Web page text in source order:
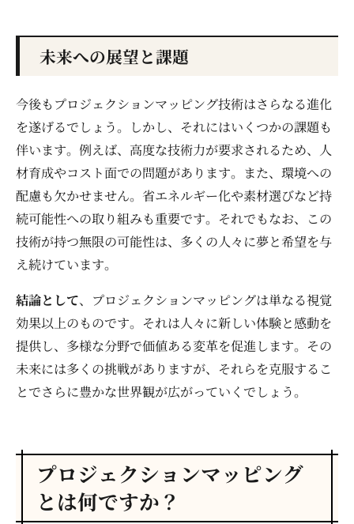
未来への展望と課題
今後もプロジェクションマッピング技術はさらなる進化
を遂げるでしょう。しかし、それにはいくつかの課題も
伴います。例えば、高度な技術力が要求されるため、人
材育成やコスト面での問題があります。また、環境への
配慮も欠かせません。省エネルギー化や素材選びなど持
続可能性への取り組みも重要です。それでもなお、この
技術が持つ無限の可能性は、多くの人々に夢と希望を与
え続けています。
結論として、プロジェクションマッピングは単なる視覚
効果以上のものです。それは人々に新しい体験と感動を
提供し、多様な分野で価値ある変革を促進します。その
未来には多くの挑戦がありますが、それらを克服するこ
とでさらに豊かな世界観が広がっていくでしょう。
プロジェクションマッピング
とは何ですか？